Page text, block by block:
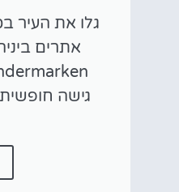
אתרים
גישה